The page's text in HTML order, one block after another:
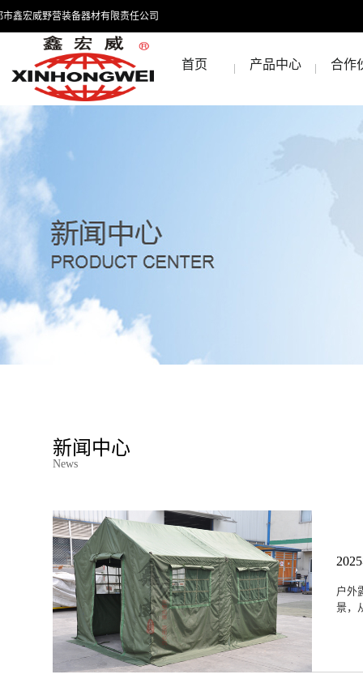
市鑫宏威野营装备器材有限责任公司
首页 产品中心 合作
新闻中心
News
户外
景，